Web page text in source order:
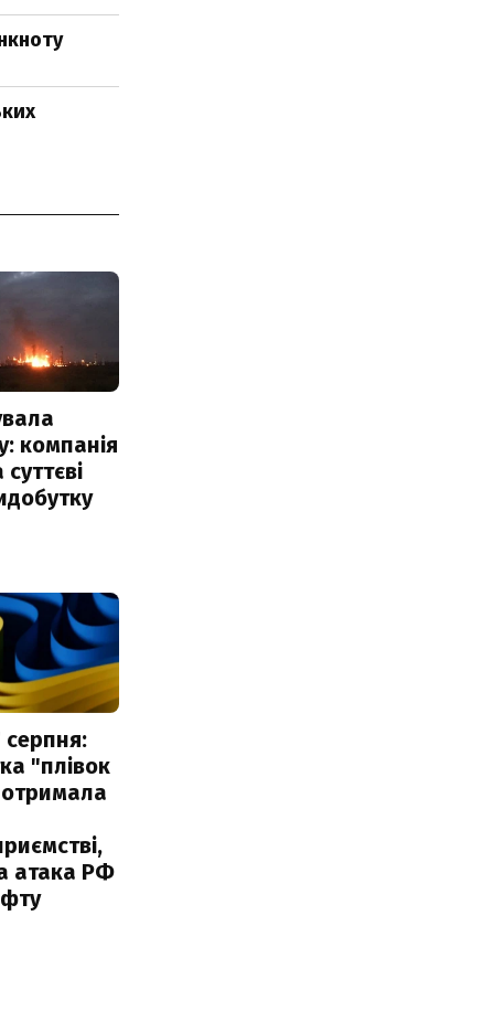
компанія
"плівок
атака РФ